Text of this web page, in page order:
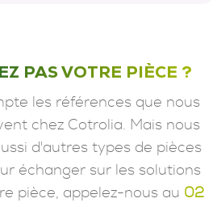
PAS VOTRE PIÈCE ?
les références que nous
chez Cotrolia. Mais nous
d'autres types de pièces
échanger sur les solutions
pièce, appelez-nous au 02